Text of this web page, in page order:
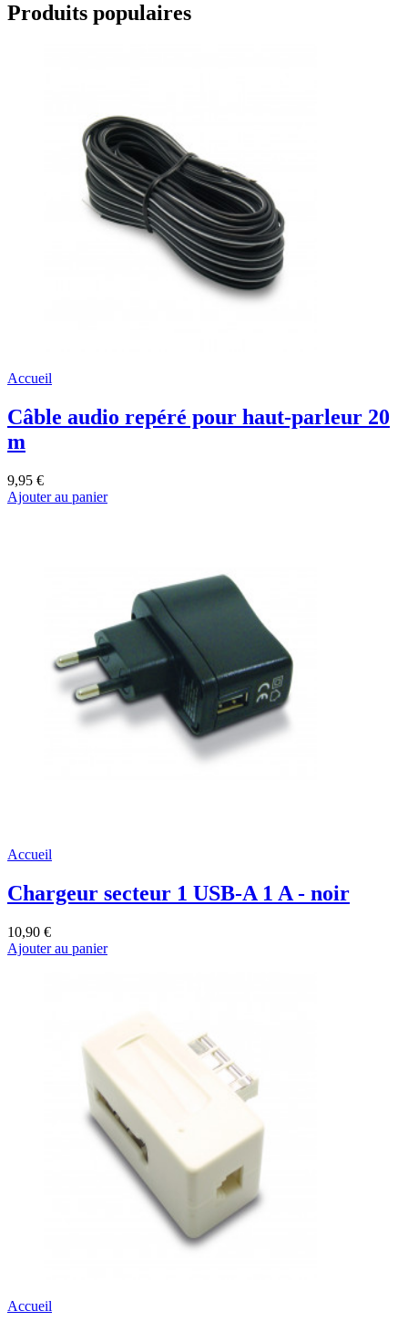
Produits populaires
Accueil
Câble audio repéré pour haut-parleur 20
m
9,95 €
Ajouter au panier
Accueil
Chargeur secteur 1 USB-A 1 A - noir
10,90 €
Ajouter au panier
Accueil